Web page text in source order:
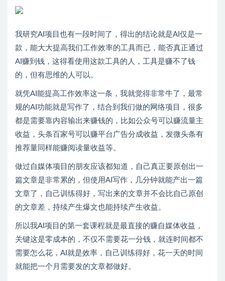
我研究AI项目也有一段时间了，得出的结论就是AI仅是一
款，能大大提高我们工作效率的工具而已，能否真正通过
AI赚到钱，这得看使用这款工具的人，工具是赚不了钱
的，但有思维的人可以。
就凭AI能提高工作效率这一条，我就觉得非常牛了，最常
规的AI功能就是写作了，结合到我们做的网络项目，很多
都是需要靠内容输出来赚钱的，比如公众号可以赚流量主
收益，头条百家号可以赚平台广告分成收益，发微头条有
推荐量同样能赚阅读量收益等。
做过自媒体项目的朋友应该都知道，自己真正要原创出一
篇文章是非常累的，但使用AI写作，几分钟就能产出一篇
文章了，自己训练得好，写出来的文章并不会比自己原创
的文章差，持续产生爆文也能持续产生收益。
所以我AI项目的第一套课程就是最直接的赚自媒体收益，
关键这是零成本的，不仅不需要花一分钱，就连时间都不
需要怎么花，AI就是效率，自己训练得好，花一天的时间
就能把一个月需要发的文章都做好。